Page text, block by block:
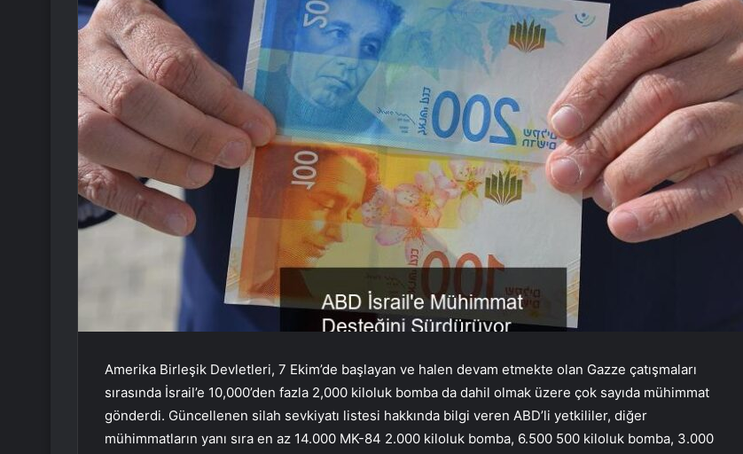
Amerika Birleşik Devletleri, 7 Ekim’de başlayan ve halen devam etmekte olan Gazze çatışmaları
sırasında İsrail’e 10,000’den fazla 2,000 kiloluk bomba da dahil olmak üzere çok sayıda mühimmat
gönderdi. Güncellenen silah sevkiyatı listesi hakkında bilgi veren ABD’li yetkililer, diğer
mühimmatların yanı sıra en az 14.000 MK-84 2.000 kiloluk bomba, 6.500 500 kiloluk bomba, 3.000